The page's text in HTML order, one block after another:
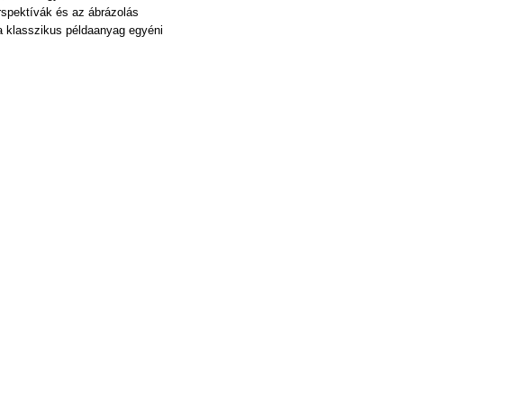
és az ábrázolás
klasszikus példaanyag egyéni